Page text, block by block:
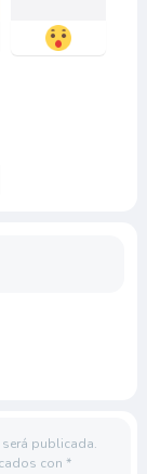
publicada.
con *